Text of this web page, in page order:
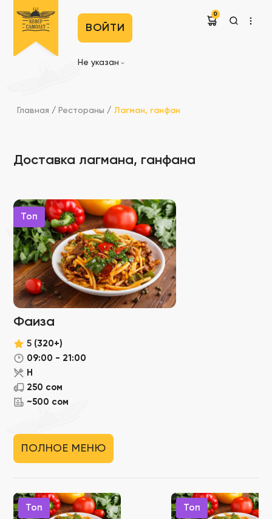
Не указан
0
ВОЙТИ
Главная / Рестораны / Лагман, ганфан
Доставка лагмана, ганфана
Фаиза
5 (320+)
09:00 - 21:00
Н
250 сом
~500 сом
Топ
ПОЛНОЕ МЕНЮ
Топ Топ